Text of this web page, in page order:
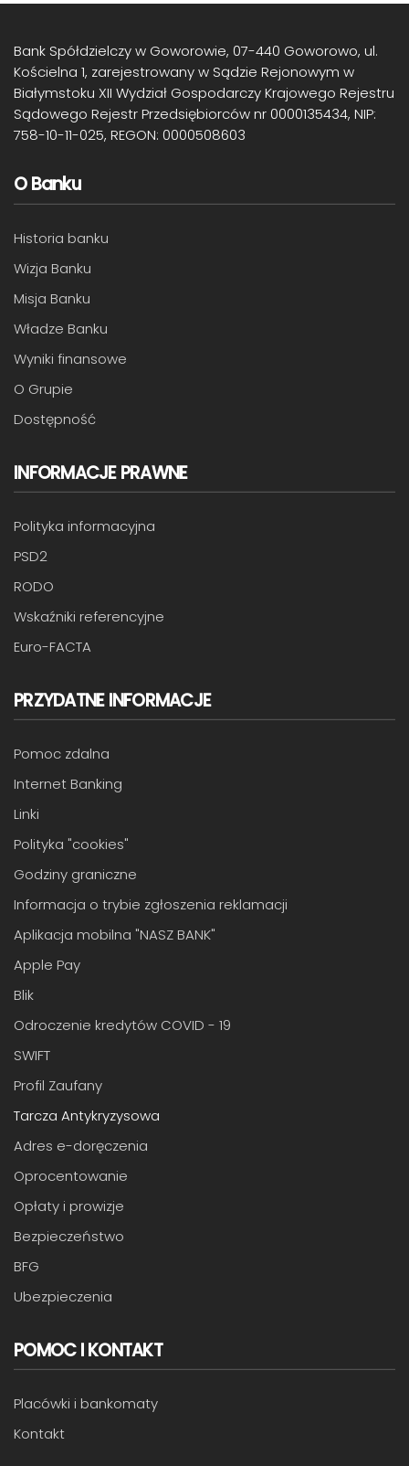
Bank Spółdzielczy w Goworowie, 07-440 Goworowo, ul.
Kościelna 1, zarejestrowany w Sądzie Rejonowym w
Białymstoku XII Wydział Gospodarczy Krajowego Rejestru
Sądowego Rejestr Przedsiębiorców nr 0000135434, NIP:
758-10-11-025, REGON: 0000508603
O Banku
Historia banku
Wizja Banku
Misja Banku
Władze Banku
Wyniki finansowe
O Grupie
Dostępność
INFORMACJE PRAWNE
Polityka informacyjna
PSD2
RODO
Wskaźniki referencyjne
Euro-FACTA
PRZYDATNE INFORMACJE
Pomoc zdalna
Internet Banking
Linki
Polityka "cookies"
Godziny graniczne
Informacja o trybie zgłoszenia reklamacji
Aplikacja mobilna "NASZ BANK"
Apple Pay
Blik
Odroczenie kredytów COVID - 19
SWIFT
Profil Zaufany
Tarcza Antykryzysowa
Adres e-doręczenia
Oprocentowanie
Opłaty i prowizje
Bezpieczeństwo
BFG
Ubezpieczenia
POMOC I KONTAKT
Placówki i bankomaty
Kontakt